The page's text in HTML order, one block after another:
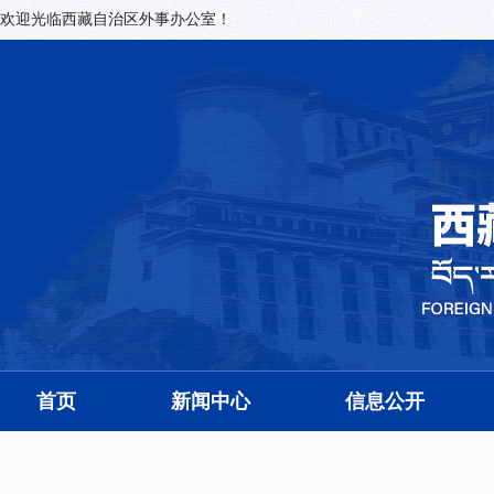
欢迎光临西藏自治区外事办公室！
首页 新闻中心 信息公开